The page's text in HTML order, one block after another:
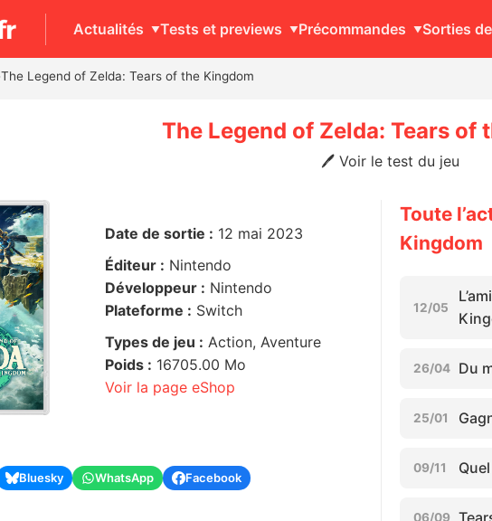
Actualités Tests et previews Précommandes Sorties
The Legend of Zelda: Tears of the Kingdom
The Legend of Zelda: Tears of
🖊️ Voir le test du jeu
Date de sortie : 12 mai 2023
Éditeur : Nintendo
Développeur : Nintendo
Plateforme : Switch
Types de jeu : Action, Aventure
Poids : 16705.00 Mo
Voir la page eShop
Bluesky WhatsApp
Facebook
Toute
Kingdom
12/05
26/04 Du
25/01
09/11
06/09